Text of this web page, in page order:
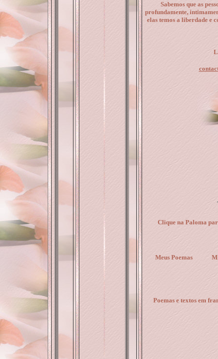
Sabemos que as
profundamente,
elas temos a liberdade e
Clique na Paloma
Meus Poemas
Poemas e textos em